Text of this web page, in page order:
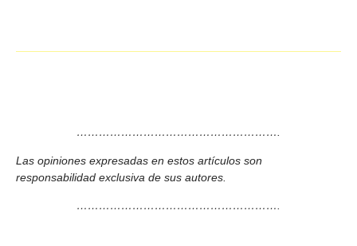
……………………………………………….
Las opiniones expresadas en estos artículos son
responsabilidad exclusiva de sus autores.
……………………………………………….